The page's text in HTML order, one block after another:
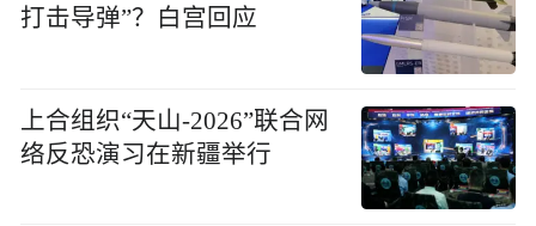
打击导弹”？白宫回应
上合组织“天山-2026”联合网
络反恐演习在新疆举行